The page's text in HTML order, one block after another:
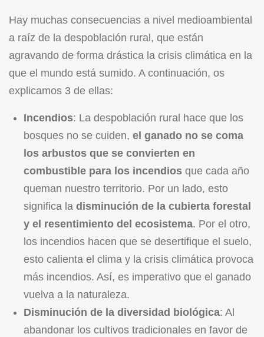
Hay muchas consecuencias a nivel medioambiental
a raíz de la despoblación rural, que están
agravando de forma drástica la crisis climática en la
que el mundo está sumido. A continuación, os
explicamos 3 de ellas:
Incendios: La despoblación rural hace que los
bosques no se cuiden, el ganado no se coma
los arbustos que se convierten en
combustible para los incendios que cada año
queman nuestro territorio. Por un lado, esto
significa la disminución de la cubierta forestal
y el resentimiento del ecosistema. Por el otro,
los incendios hacen que se desertifique el suelo,
esto calienta el clima y la crisis climática provoca
más incendios. Así, es imperativo que el ganado
vuelva a la naturaleza.
Disminución de la diversidad biológica: Al
abandonar los cultivos tradicionales en favor de